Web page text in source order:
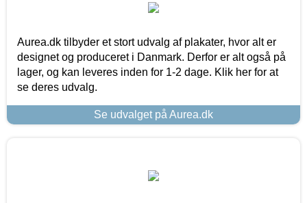
Aurea.dk tilbyder et stort udvalg af plakater, hvor alt er
designet og produceret i Danmark. Derfor er alt også på
lager, og kan leveres inden for 1-2 dage. Klik her for at
se deres udvalg.
Se udvalget på Aurea.dk